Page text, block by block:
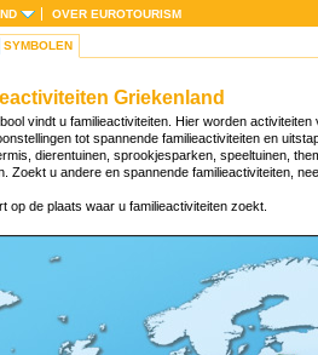
OVER EUROTOURISM
SYMBOLEN
Griekenland
vindt u familieactiviteiten. Hier worden
tot spannende familieactiviteiten en
dierentuinen, sprookjesparken, speeltuinen,
Zoekt u andere en spannende familieactiviteiten,
op de plaats waar u familieactiviteiten zoekt.